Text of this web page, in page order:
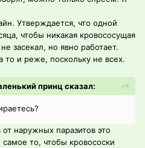
Утверждается, что одной
чтобы никакая кровососущая
засекал, но явно работает.
то и реже, поскольку не всех.
принц сказал:
наружных паразитов это
то, чтобы кровососки